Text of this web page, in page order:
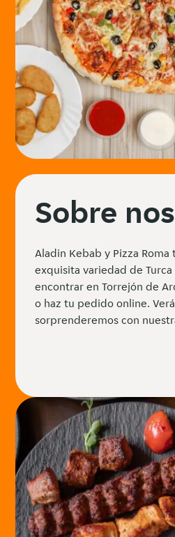
Sobre
Aladin Kebab y Pizza
exquisita variedad de
encontrar en Torrejón de
o haz tu pedido online.
sorprenderemos con